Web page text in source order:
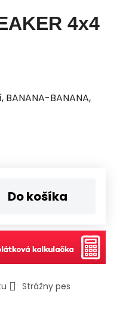
4x4
BANANA,
Do košíka
Strážny pes